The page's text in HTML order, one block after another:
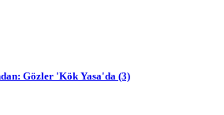
Gözler 'Kök Yasa'da (3)